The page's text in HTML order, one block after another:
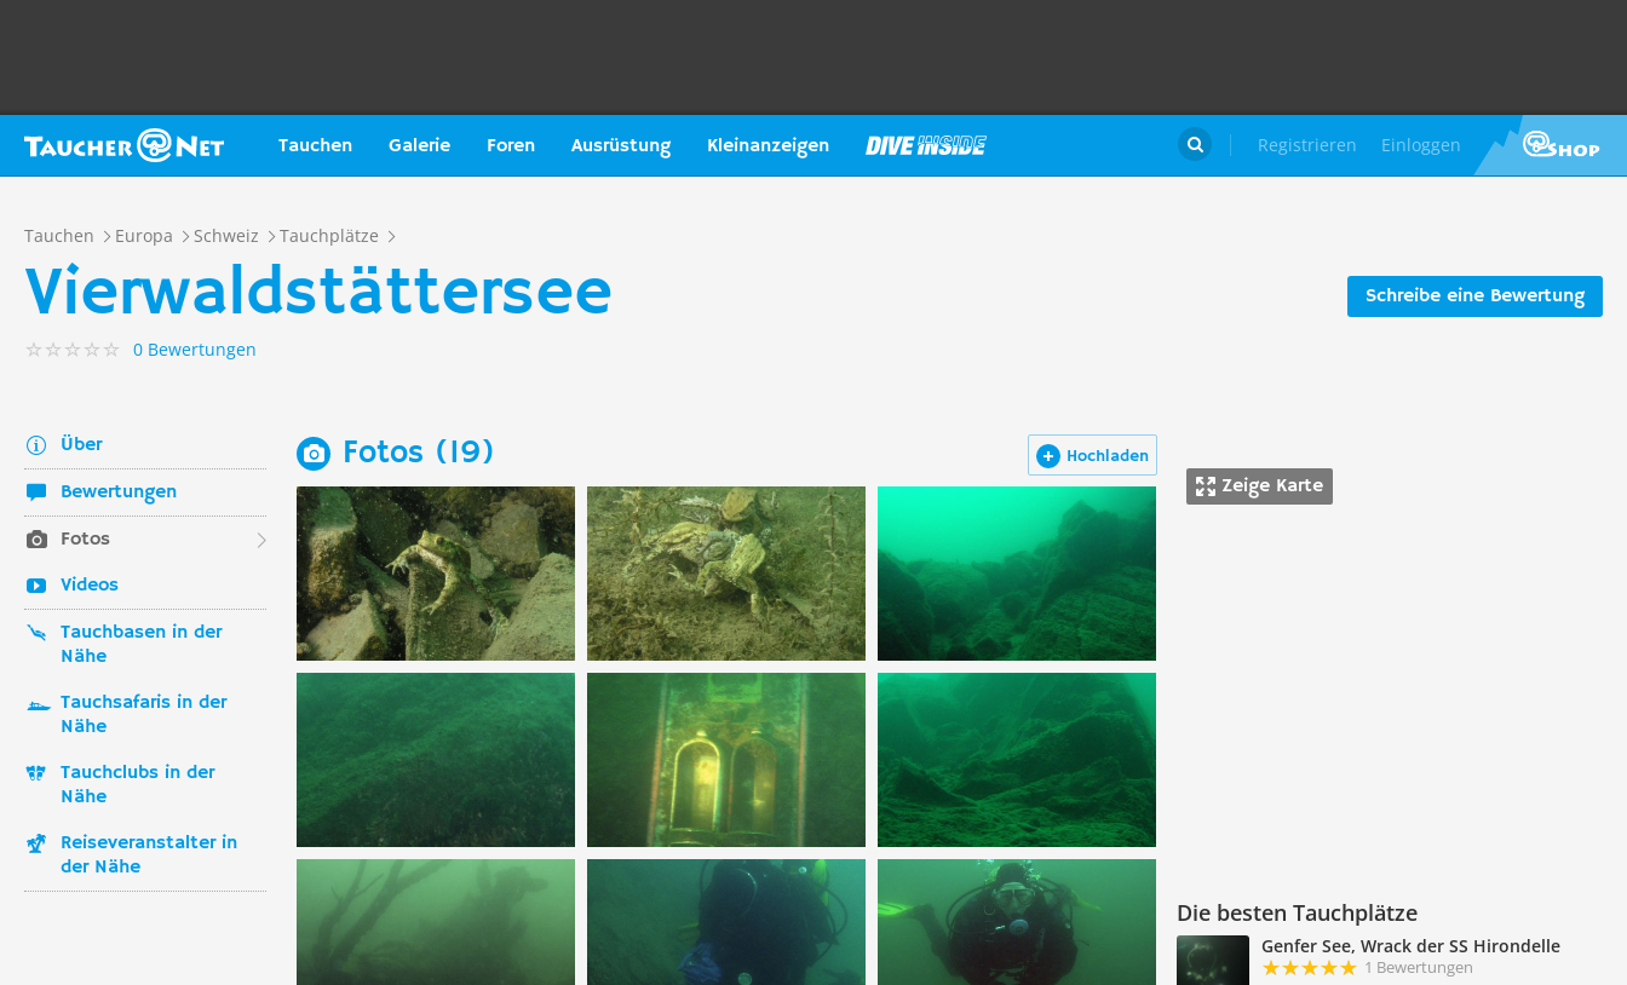
Tauchen Galerie Foren Ausrüstung Kleinanzeigen Registrieren Einloggen

Tauchen Europa Schweiz Tauchplätze
Schreibe eine Bewertung
Vierwaldstättersee
0 Bewertungen
Über
Bewertungen
Fotos
Videos
Tauchbasen in der
Nähe
Tauchsafaris in der
Nähe
Tauchclubs in der
Nähe
Reiseveranstalter in
der Nähe
Zeige Karte
Die besten Tauchplätze
Genfer See, Wrack der SS Hirondelle
1 Bewertungen
Hochladen
Fotos (19)